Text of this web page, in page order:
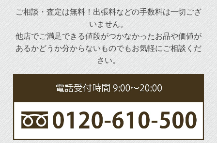
ご相談・査定は無料！出張料などの手数料は一切ござ
いません。
他店でご満足できる値段がつかなかったお品や価値が
あるかどうか分からないものでもお気軽にご相談くだ
さい。